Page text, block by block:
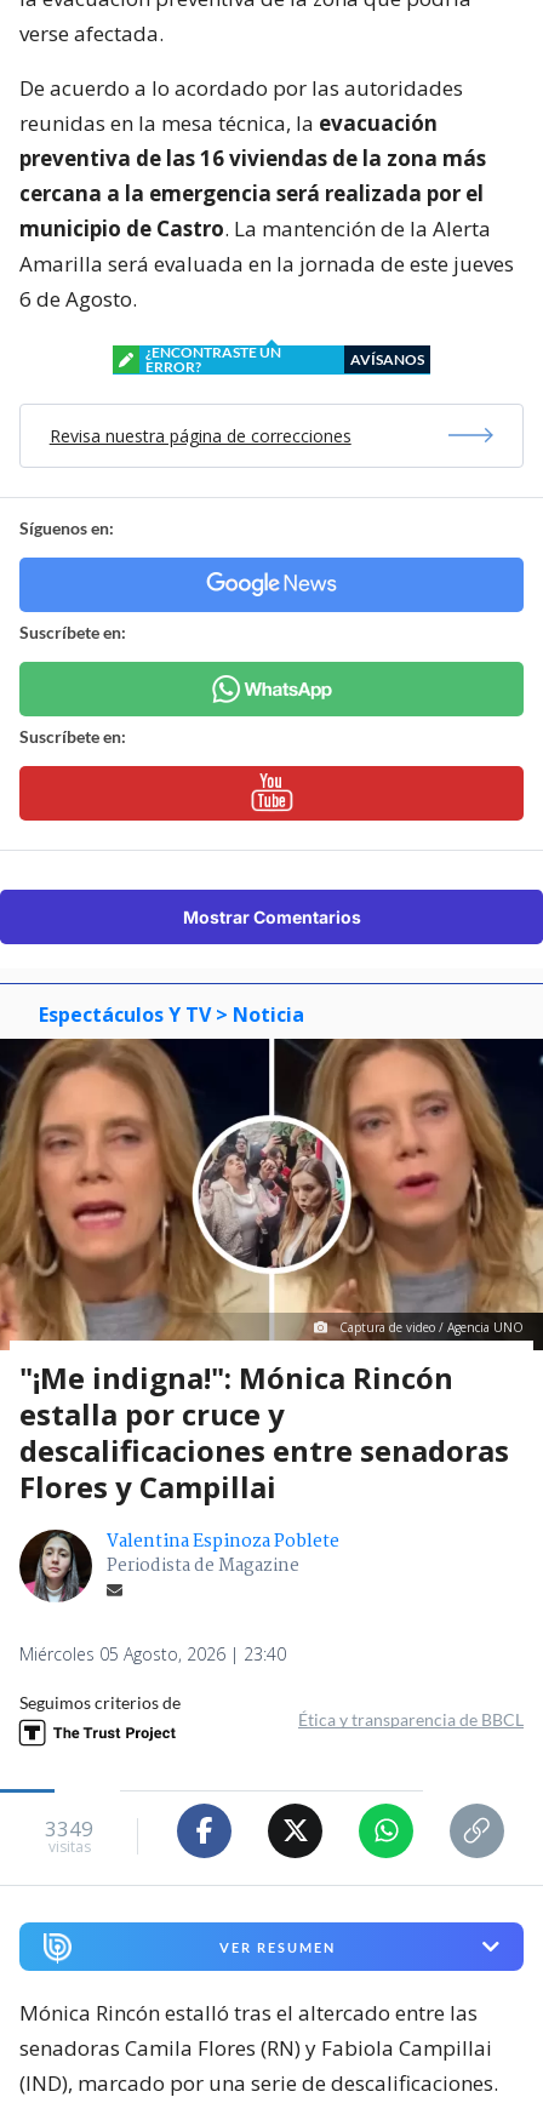
verse afectada.
De acuerdo a lo acordado por las autoridades
reunidas en la mesa técnica, la evacuación
preventiva de las 16 viviendas de la zona más
cercana a la emergencia será realizada por el
municipio de Castro. La mantención de la Alerta
Amarilla será evaluada en la jornada de este jueves
6 de Agosto.
¿ENCONTRASTE UN
ERROR?
AVÍSANOS
Revisa nuestra página de correcciones
Síguenos en:
Suscríbete en:
Suscríbete en:
Mostrar Comentarios
Espectáculos Y TV > Noticia
Captura de video / Agencia UNO
"¡Me indigna!": Mónica Rincón
estalla por cruce y
descalificaciones entre senadoras
Flores y Campillai
Valentina Espinoza Poblete
Periodista de Magazine
Miércoles 05 Agosto, 2026 | 23:40
Seguimos criterios de
Ética y transparencia de BBCL
3349
visitas
VER RESUMEN
Mónica Rincón estalló tras el altercado entre las
senadoras Camila Flores (RN) y Fabiola Campillai
(IND), marcado por una serie de descalificaciones.